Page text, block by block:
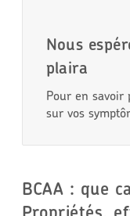
Nous
plaira
Pour en savoir
sur vos
BCAA : que